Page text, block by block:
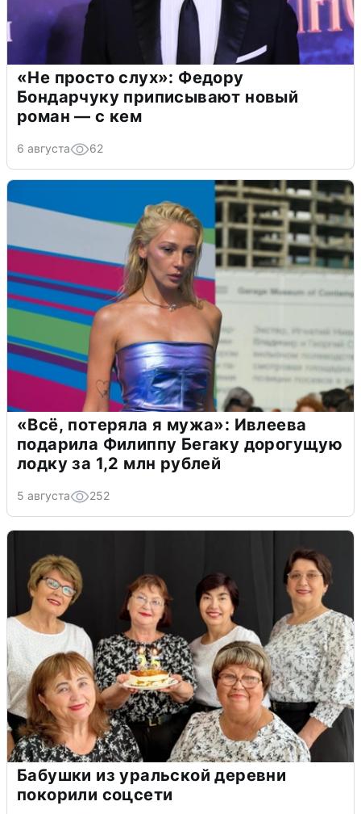
«Не просто слух»: Федору
Бондарчуку приписывают новый
роман — с кем
6 августа 62
«Всё, потеряла я мужа»: Ивлеева
подарила Филиппу Бегаку дорогущую
лодку за 1,2 млн рублей
5 августа 252
Бабушки из уральской деревни
покорили соцсети